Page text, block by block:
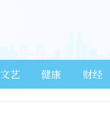
文艺 健康 财经